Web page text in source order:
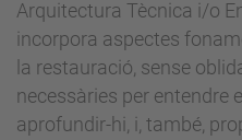
Arquitectura Tècnica i/o
incorpora aspectes
la restauració, sense
necessàries per entendre
aprofundir-hi, i, també,